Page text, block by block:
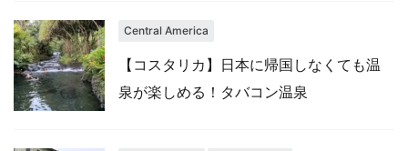
Central America
【コスタリカ】日本に帰国しなくても温
泉が楽しめる！タバコン温泉